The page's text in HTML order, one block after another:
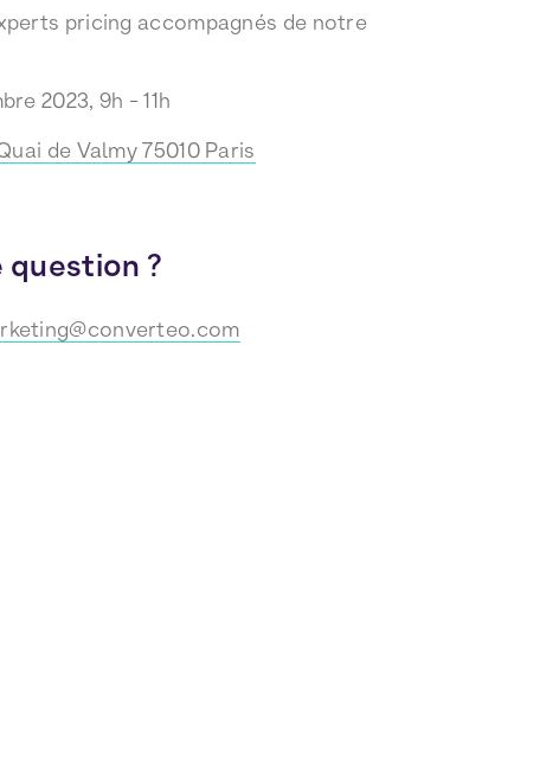
pricing accompagnés de notre
2023, 9h - 11h
de Valmy 75010 Paris
question ?